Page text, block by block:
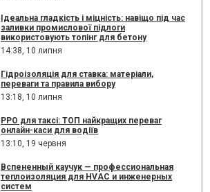
Ідеальна гладкість і міцність: навіщо під час
заливки промислової підлоги
використовують топінг для бетону
14:38, 10 липня
Гідроізоляція для ставка: матеріали,
переваги та правила вибору
13:18, 10 липня
РРО для таксі: ТОП найкращих переваг
онлайн-каси для водіїв
13:10, 19 червня
Вспененный каучук — профессиональная
теплоизоляция для HVAC и инженерных
систем